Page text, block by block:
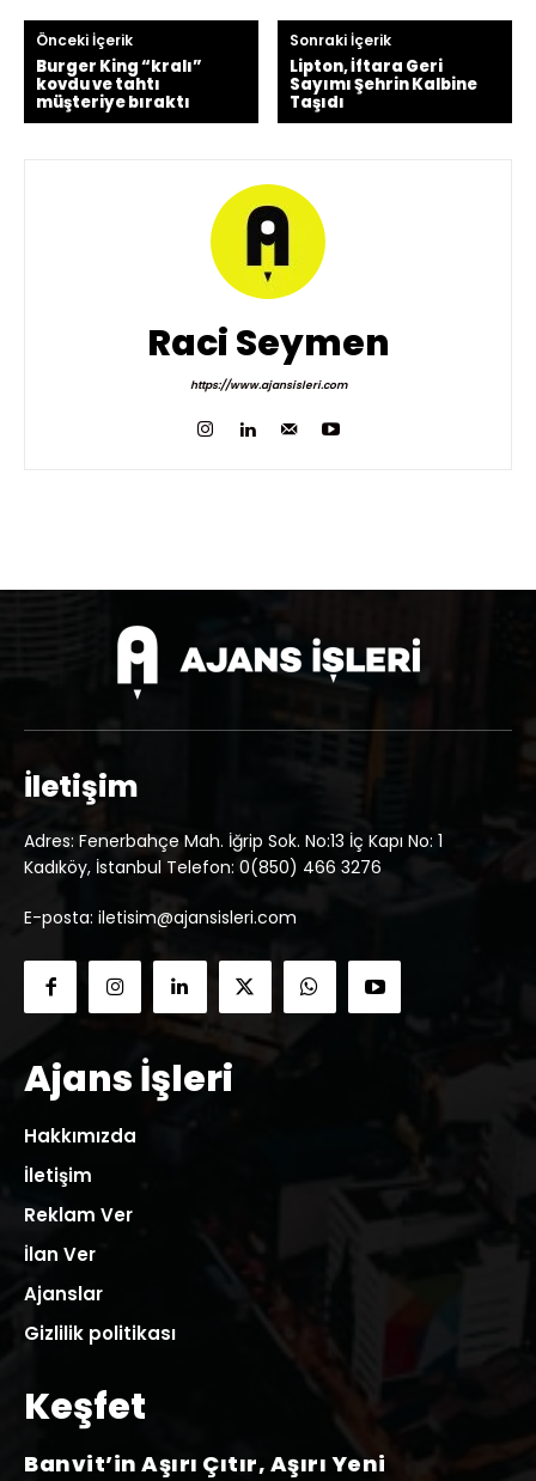
Önceki İçerik
Burger King “kralı”
kovdu ve tahtı
müşteriye bıraktı
Sonraki İçerik
Lipton, İftara Geri
Sayımı Şehrin Kalbine
Taşıdı
Raci Seymen
https://www.ajansisleri.com
İletişim
Adres: Fenerbahçe Mah. İğrip Sok. No:13 İç Kapı No: 1
Kadıköy, İstanbul Telefon: 0(850) 466 3276
E-posta: iletisim@ajansisleri.com
Ajans İşleri
Hakkımızda
İletişim
Reklam Ver
İlan Ver
Ajanslar
Gizlilik politikası
Keşfet
Banvit’in Aşırı Çıtır, Aşırı Yeni